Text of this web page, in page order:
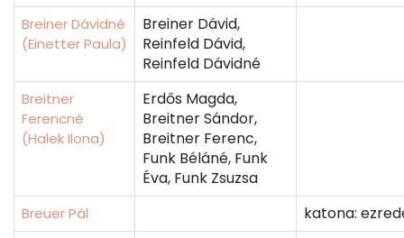
Breiner Dávidné
(Einetter Paula)
Breiner Dávid,
Reinfeld Dávid,
Reinfeld Dávidné
Breitner
Ferencné
(Halek Ilona)
Erdős Magda,
Breitner Sándor,
Breitner Ferenc,
Funk Béláné, Funk
Éva, Funk Zsuzsa
Breuer Pál katona: